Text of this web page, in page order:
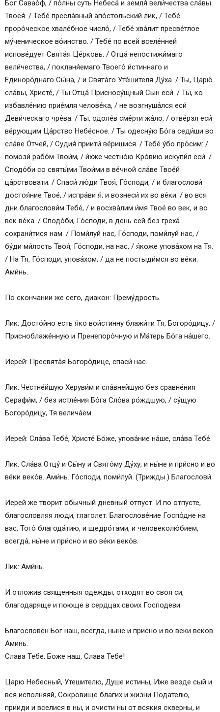
Бог Савао́ф, / по́лны суть Небеса́ и земля́ вели́чества сла́вы
Твоея́. / Тебе́ пресла́вный апо́стольский лик, / Тебе́
проро́ческое хвале́бное число́, / Тебе́ хва́лит пресве́тлое
му́ченическое во́инство. / Тебе́ по всей вселе́нней
испове́дует Свята́я Це́рковь, / Отца́ непостижи́маго
вели́чества, / покланя́емаго Твоего́ и́стиннаго и
Единоро́днаго Сы́на, / и Свята́го Уте́шителя Ду́ха. / Ты, Царю́
сла́вы, Христе́, / Ты Отца́ Присносу́щный Сын еси́. / Ты, ко
избавле́нию прие́мля челове́ка, / не возгнуша́лся еси́
Деви́ческаго чре́ва. / Ты, одоле́в сме́рти жа́ло, / отве́рзл еси́
ве́рующим Ца́рство Небе́сное. / Ты одесну́ю Бо́га седи́ши во
сла́ве О́тчей, / Судия́ приити́ ве́ришися. / Тебе́ у́бо про́сим: /
помози́ рабо́м Твои́м, / и́хже честно́ю Кро́вию искупи́л еси́. /
Сподо́би со святы́ми Твои́ми в ве́чной сла́ве Твое́й
ца́рствовати. / Спаси́ лю́ди Твоя́, Го́споди, / и благослови́
достоя́ние Твое́, / испра́ви я́, и вознеси́ их во ве́ки: / во вся
дни благослови́м Тебе́, / и восхва́лим и́мя Твое́ во век, и во
век ве́ка. / Сподо́би, Го́споди, в день сей без греха́
сохрани́тися нам. / Поми́луй нас, Го́споди, поми́луй нас, /
бу́ди ми́лость Твоя́, Го́споди, на нас, / я́коже упова́хом на Тя.
/ На Тя, Го́споди, упова́хом, / да не постыди́мся во ве́ки.
Ами́нь.
По скончании же сего, диакон: Прему́дрость.
Лик: Досто́йно есть я́ко вои́стинну блажи́ти Тя, Богоро́дицу, /
Присноблаже́нную и Пренепоро́чную и Ма́терь Бо́га на́шего.
Иерей: Пресвята́я Богоро́дице, спаси́ нас.
Лик: Честне́йшую Херуви́м и сла́внейшую без сравне́ния
Серафи́м, / без истле́ния Бо́га Сло́ва ро́ждшую, / су́щую
Богоро́дицу, Тя велича́ем.
Иерей: Сла́ва Тебе́, Христе́ Бо́же, упова́ние на́ше, сла́ва Тебе́.
Лик: Сла́ва Отцу́ и Сы́ну и Свято́му Ду́ху, и ны́не и при́сно и во
ве́ки веко́в. Ами́нь. Го́споди, поми́луй. (Трижды.) Благослови́.
Иерей же творит обычный дневный отпуст. И по отпусте,
благословляя люди, глаголет: Благослове́ние Госпо́дне на
вас, Того́ благода́тию, и щедро́тами, и человеколю́бием,
всегда́, ны́не и при́сно и во ве́ки веко́в.
Лик: Ами́нь.
И отложив священныя одежды, отходят во своя си,
благодаряще и поюще в сердцах своих Господеви.
Благословен Бог наш, всегда, ныне и присно и во веки веков.
Аминь.
Слава Тебе, Боже наш, Слава Тебе!
Царю Небесный, Утешителю, Душе истины, Иже везде сый и
вся исполняяй, Сокровище благих и жизни Подателю,
прииди и вселися в ны, и очисти ны от всякия скверны, и